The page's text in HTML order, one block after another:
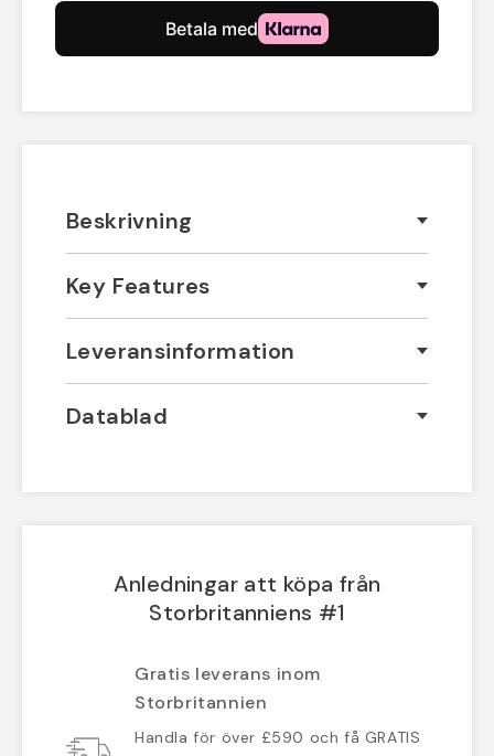
Beskrivning
Key Features
Leveransinformation
Datablad
Anledningar att köpa från
Storbritanniens #1
Gratis leverans inom
Storbritannien
Handla för över £590 och få GRATIS